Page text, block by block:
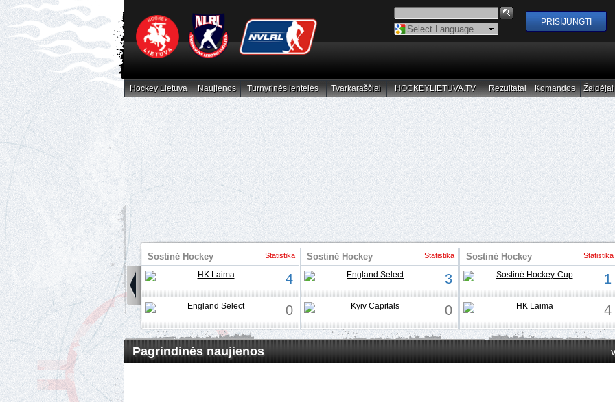
Powered by
Hockey Lietuva
Hockey Lietuva Naujienos
Naujienos Turnyrinės lentelės
Turnyrinės lentelės Tvarkaraščiai
Tvarkaraščiai HOCKEYLIETUVA.TV
HOCKEYLIETUVA.TV Rezultatai
Rezultatai Komandos
Komandos Žaidėjai
Žaidėjai
Sostinė Hockey
Girls' Cup
Statistika
4
0
Sostinė Hockey
Girls' Cup
Statistika
3
0
Sostinė Hockey
Girls' Cup
Statistika
1
4
Pagrindinės naujienos